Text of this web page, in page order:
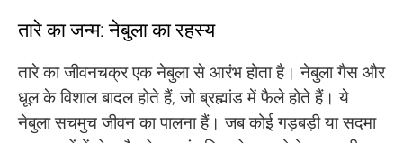
तारे का जन्म: नेबुला का रहस्य
तारे का जीवनचक्र एक नेबुला से आरंभ होता है। नेबुला गैस और
धूल के विशाल बादल होते हैं, जो ब्रह्मांड में फैले होते हैं। ये
नेबुला सचमुच जीवन का पालना हैं। जब कोई गड़बड़ी या सदमा